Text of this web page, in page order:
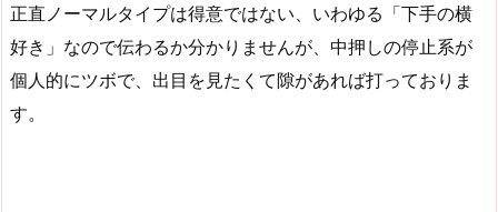
正直ノーマルタイプは得意ではない、いわゆる「下手の横
好き」なので伝わるか分かりませんが、中押しの停止系が
個人的にツボで、出目を見たくて隙があれば打っておりま
す。